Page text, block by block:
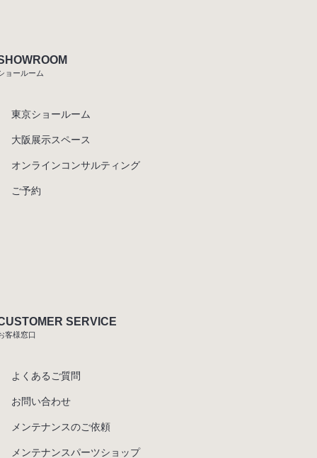
ョールーム
東京ショールーム
大阪展示スペース
オンラインコンサルティング
ご予約
SERVICE
客様窓口
よくあるご質問
お問い合わせ
メンテナンスのご依頼
メンテナンスパーツショップ